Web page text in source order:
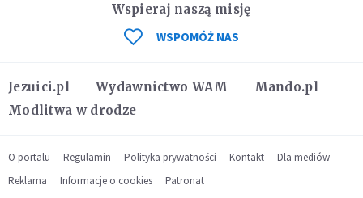
Jezuici.pl Wydawnictwo WAM
Mando.pl
Modlitwa w drodze
Wspieraj naszą misję
WSPOMÓŻ NAS
O portalu Regulamin Polityka prywatności Kontakt
Dla mediów
Reklama
Informacje o cookies Patronat